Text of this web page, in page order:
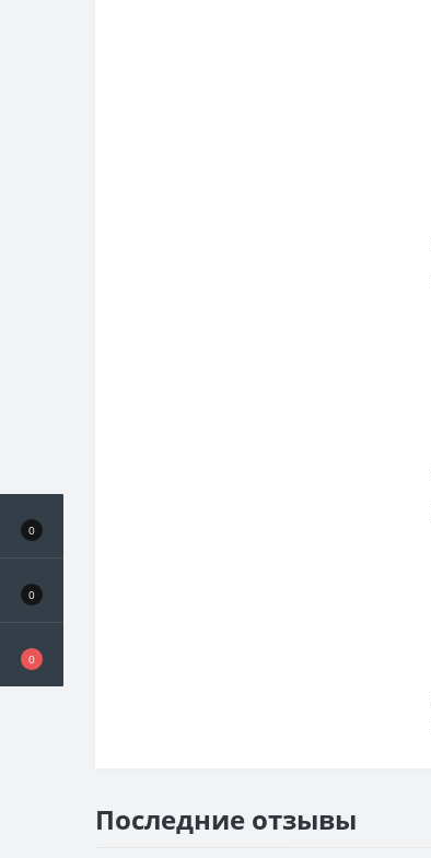
0
0
0
Последние отзывы